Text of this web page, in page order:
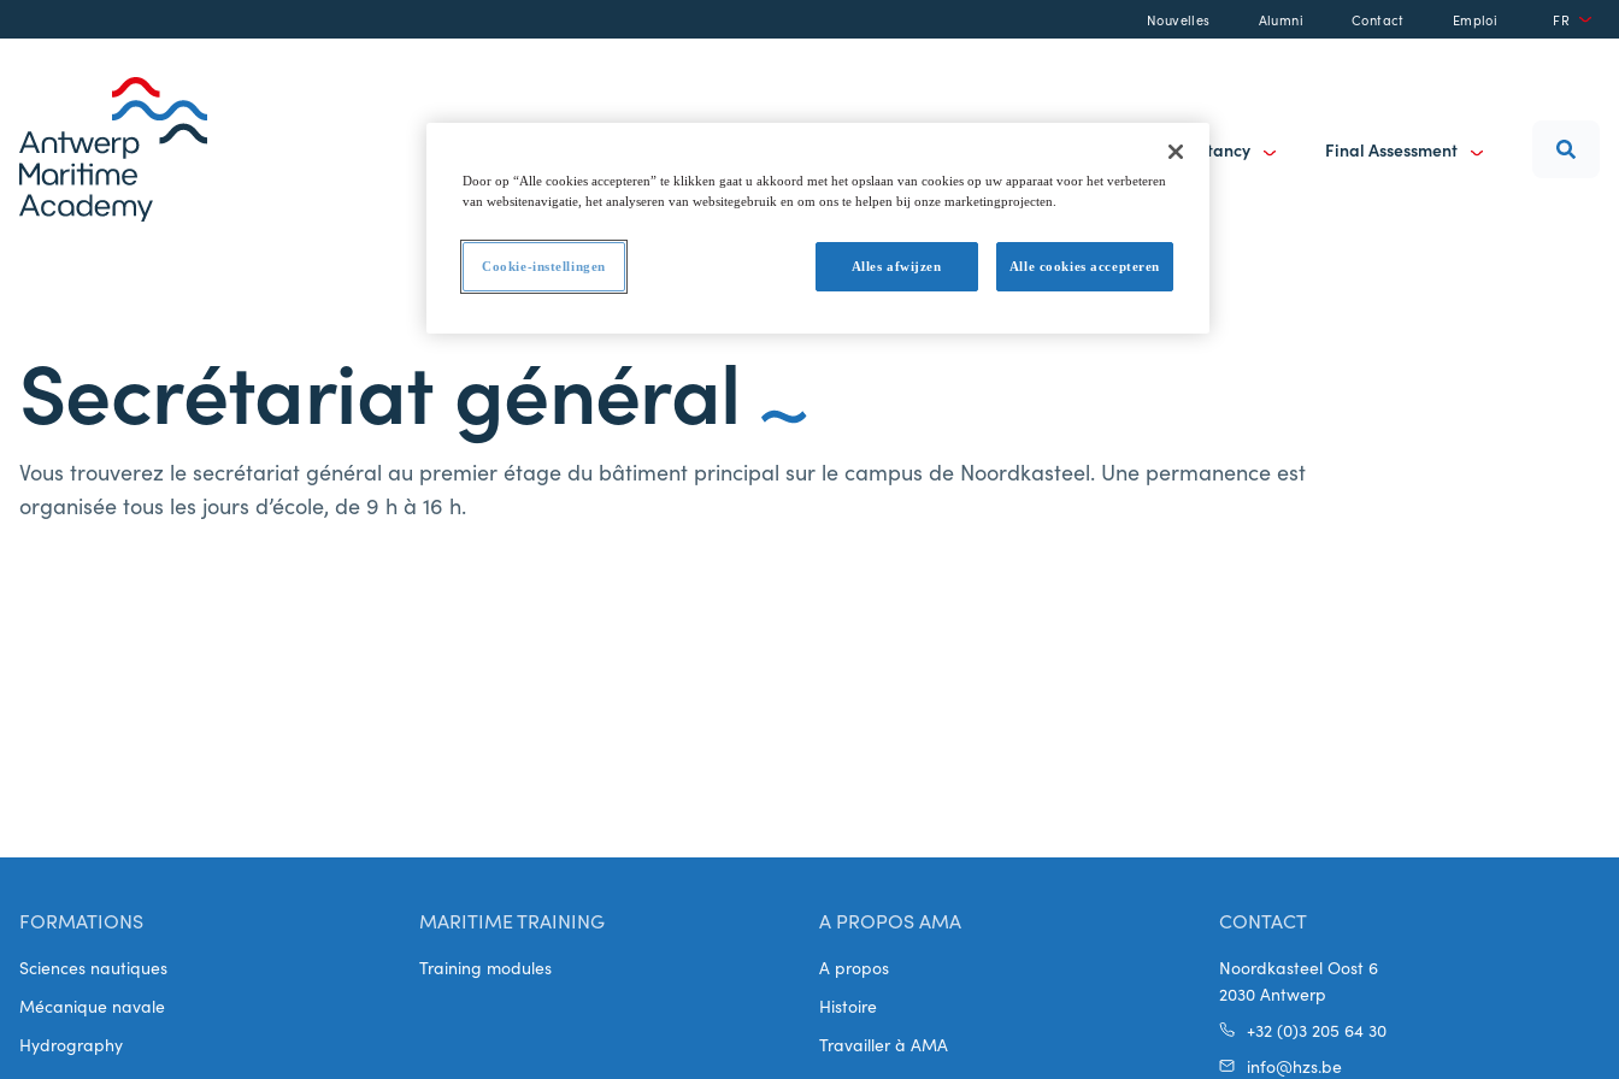
Nouvelles Alumni Contact Emploi FR
Training & Consultancy Final Assessment
Secrétariat général
Vous trouverez le secrétariat général au premier étage du bâtiment principal sur le campus de Noordkasteel. Une permanence est
organisée tous les jours d’école, de 9 h à 16 h.
FORMATIONS
Sciences nautiques
Mécanique navale
Hydrography
MARITIME TRAINING
Training modules
A PROPOS AMA
A propos
Histoire
Travailler à AMA
CONTACT
Noordkasteel Oost 6
2030 Antwerp
+32 (0)3 205 64 30
info@hzs.be
Door op “Alle cookies accepteren” te klikken gaat u akkoord met het opslaan van cookies op uw apparaat voor het verbeteren
van websitenavigatie, het analyseren van websitegebruik en om ons te helpen bij onze marketingprojecten.
Alles afwijzen Alle cookies accepteren
Cookie-instellingen